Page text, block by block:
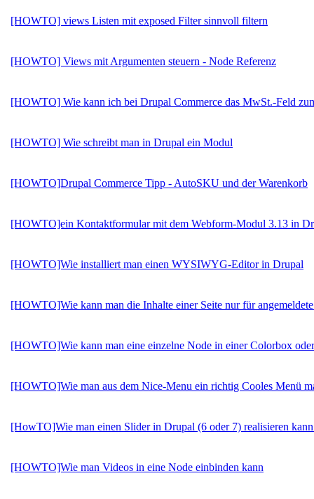
[HOWTO] views Listen mit exposed Filter sinnvoll filtern
[HOWTO] Views mit Argumenten steuern - Node Referenz
[HOWTO] Wie kann ich bei Drupal Commerce das MwSt.-Feld
[HOWTO] Wie schreibt man in Drupal ein Modul
[HOWTO]Drupal Commerce Tipp - AutoSKU und der Warenkorb
[HOWTO]ein Kontaktformular mit dem Webform-Modul 3.13 in
[HOWTO]Wie installiert man einen WYSIWYG-Editor in Drupal
[HOWTO]Wie kann man die Inhalte einer Seite nur für
[HOWTO]Wie kann man eine einzelne Node in einer Colorbox
[HOWTO]Wie man aus dem Nice-Menu ein richtig Cooles Menü
[HowTO]Wie man einen Slider in Drupal (6 oder 7) realisieren
[HOWTO]Wie man Videos in eine Node einbinden kann